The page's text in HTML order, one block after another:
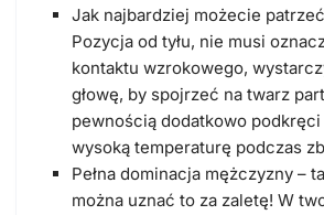
Jak najbardziej możecie
Pozycja od tyłu, nie musi
kontaktu wzrokowego,
głowę, by spojrzeć na twarz
pewnością dodatkowo
wysoką temperaturę podczas
Pełna dominacja mężczyzny –
można uznać to za zaletę! W